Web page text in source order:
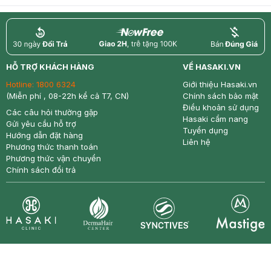
return nowfree price
HỖ TRỢ KHÁCH HÀNG
Hotline: 1800 6324
(Miễn phí , 08-22h kể cả T7, CN)
Các câu hỏi thường gặp
Gửi yêu cầu hỗ trợ
Hướng dẫn đặt hàng
Phương thức thanh toán
Phương thức vận chuyển
Chính sách đổi trả
VỀ HASAKI.VN
Giới thiệu Hasaki.vn
Chính sách bảo mật
Điều khoản sử dụng
Hasaki cẩm nang
Tuyển dụng
Liên hệ